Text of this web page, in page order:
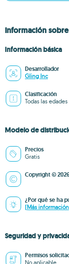
Información
Información básica
Desarrollador
Gling Inc
Clasificación
Todas las edades
Modelo de
Precios
Gratis
Copyright ©
¿Por qué se ha
(Más
Seguridad y
Permisos
No aplicable